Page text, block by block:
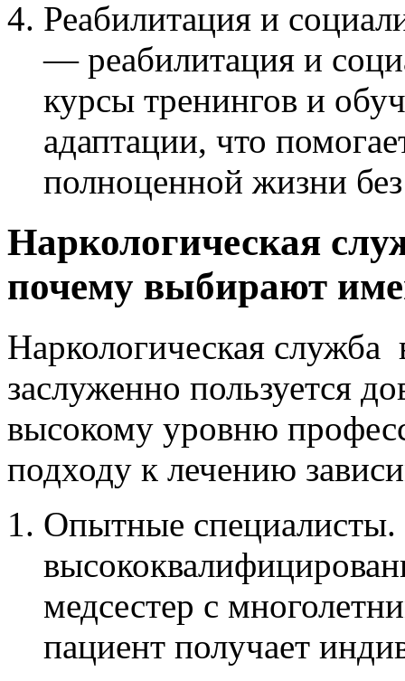
Реабилитация и
— реабилитация и
курсы тренингов и
адаптации, что
полноценной жизни
Наркологическая
почему выбирают
Наркологическая служба
заслуженно пользуется
высокому уровню
подходу к лечению
Опытные
медсестер с
пациент получает